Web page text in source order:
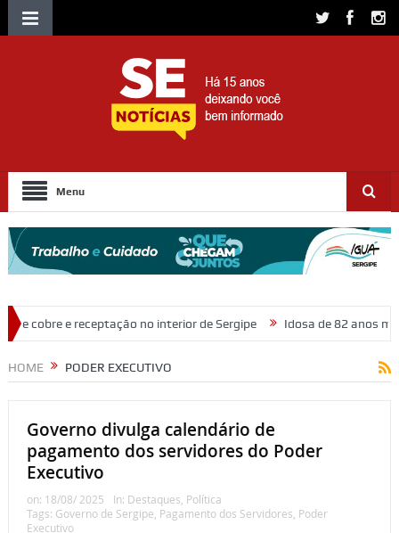
Menu
interior de Sergipe Idosa de 82 anos morre após ser atropelada
HOME PODER EXECUTIVO
Governo divulga calendário de
pagamento dos servidores do Poder
Executivo
on: 18/08/ 2025 In: Destaques, Política
Tags: Governo de Sergipe, Pagamento dos Servidores, Poder
Executivo